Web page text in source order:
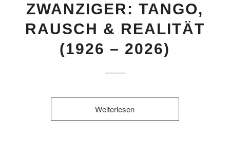
ZWANZIGER: TANGO,
RAUSCH & REALITÄT
(1926 – 2026)
Weiterlesen